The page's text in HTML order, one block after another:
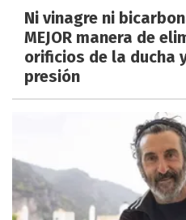
Ni vinagre ni
MEJOR manera de
orificios de la ducha y
presión